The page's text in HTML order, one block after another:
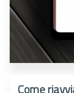
Come